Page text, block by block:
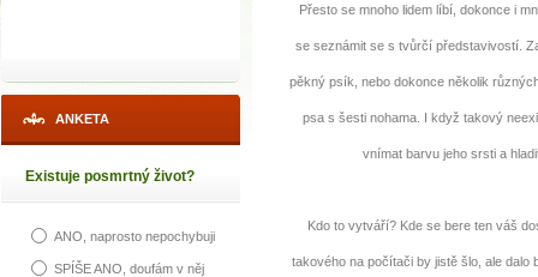
ANKETA
Existuje posmrtný život?
ANO, naprosto nepochybuji
SPÍŠE ANO, doufám v něj
Přesto se mnoho lidem líbí, dokonce i
se seznámit se s tvůrčí představivostí.
pěkný psík, nebo dokonce několik
psa s šesti nohama. I když takový
vnímat barvu jeho srsti a
Kdo to vytváří? Kde se bere ten váš
takového na počítači by jistě šlo, ale dalo